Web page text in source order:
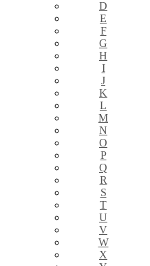
D
E
F
G
H
I
J
K
L
M
N
O
P
Q
R
S
T
U
V
W
X